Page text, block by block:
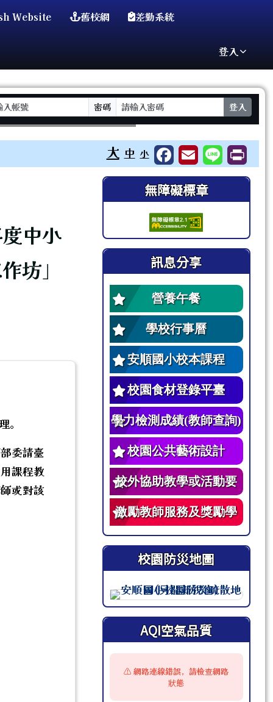
Website 舊校網 差勤系統
登入
密碼 登入
⏸
大 中 小
中小
坊」
委請臺
課程教
或對該
右邊區域內容
無障礙標章
訊息分享
營養午餐
學校行事曆
安順國小校本課程
校園食材登錄平臺
學力檢測成績(教師查詢)
校園公共藝術設計
校外協助教學或活動要
點
激勵教師服務及獎勵學
生辦法
校園防災地圖
此圖為安順國小校園防災地圖（
AQI空氣品質
⚠️ 網路連線錯誤，請檢查網路
狀態